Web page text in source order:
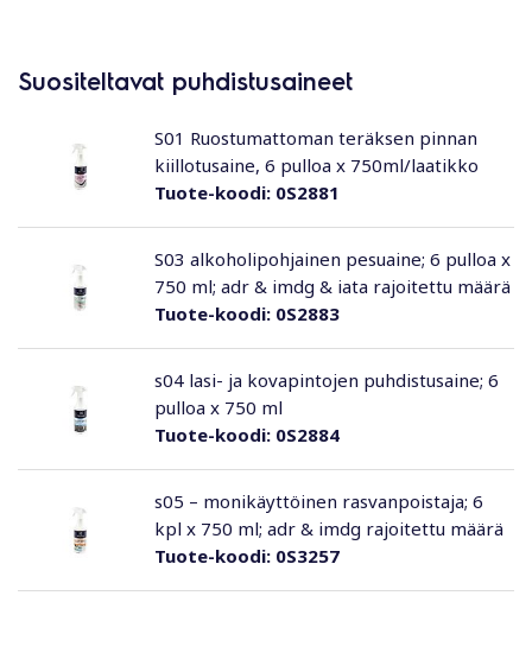
Suositeltavat puhdistusaineet
Tuote-koodi:0S2881
S01 Ruostumattoman teräksen pinnan
kiillotusaine, 6 pulloa x 750ml/laatikko
Tuote-koodi:0S2883
S03 alkoholipohjainen pesuaine; 6 pulloa x
750 ml; adr & imdg & iata rajoitettu määrä
Tuote-koodi:0S2884
s04 lasi- ja kovapintojen puhdistusaine; 6
pulloa x 750 ml
Tuote-koodi:0S3257
s05 – monikäyttöinen rasvanpoistaja; 6
kpl x 750 ml; adr & imdg rajoitettu määrä